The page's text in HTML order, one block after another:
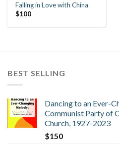
Falling in Love with China
$100
BEST SELLING
Dancing to an Ever-
Communist Party of
Church, 1927-2023
$150